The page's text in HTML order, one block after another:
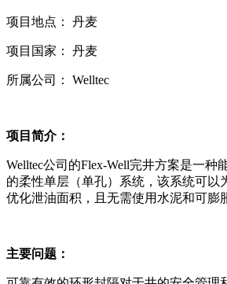
项目地点： 丹麦
项目国家： 丹麦
所属公司： Welltec
项目简介：
Welltec公司的Flex-Well完井方案是一种
的柔性单层（单孔）系统，该系统可以
优化泄油面积，且无需使用水泥和可膨
主要问题：